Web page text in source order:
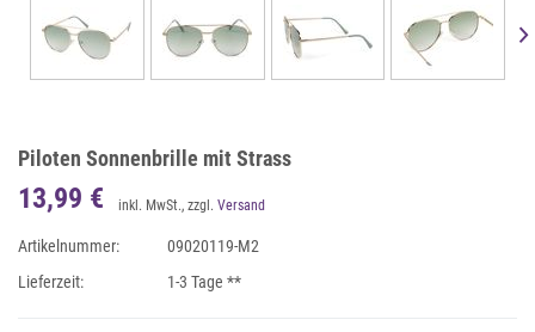
Piloten Sonnenbrille mit Strass
13,99 € inkl. MwSt., zzgl. Versand
Artikelnummer:
09020119-M2
Lieferzeit:
1-3 Tage **